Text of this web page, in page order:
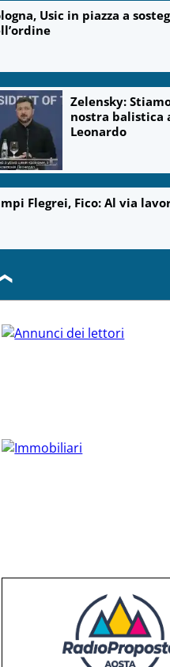
Usic in piazza a
Zelensky:
nostra balistica
Leonardo
Flegrei, Fico: Al via